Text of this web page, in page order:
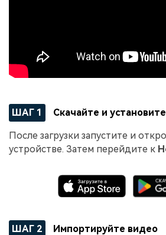
ШАГ 1 Скачайте и
После загрузки запустите и
устройстве. Затем перейдите к
ШАГ 2 Импортируйте видео